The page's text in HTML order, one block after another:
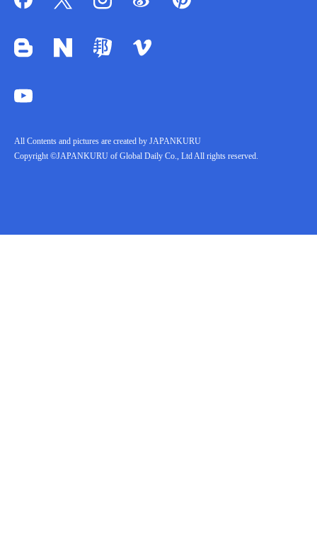
All Contents and pictures are created by JAPANKURU
Copyright ©JAPANKURU of Global Daily Co., Ltd All rights reserved.